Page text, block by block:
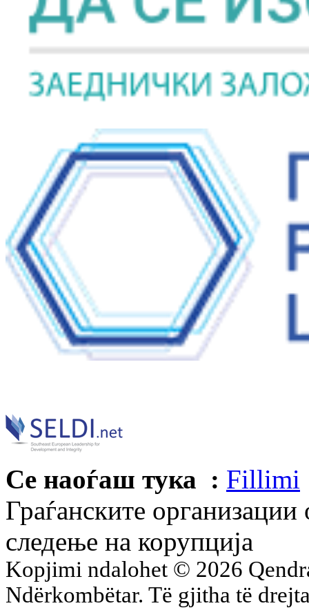
Се наоѓаш тука : Fillimi
Граѓанските организации
следење на корупција
Kopjimi ndalohet © 2026
Ndërkombëtar. Të gjitha të